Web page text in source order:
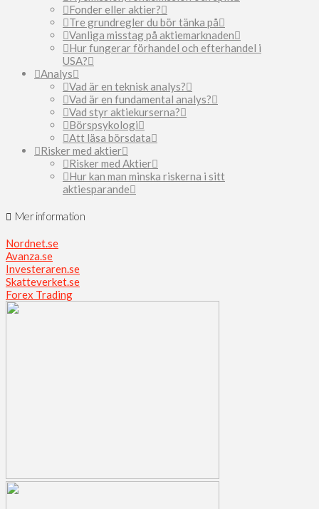
Fonder eller aktier?
Tre grundregler du bör tänka på
Vanliga misstag på aktiemarknaden
Hur fungerar förhandel och efterhandel i
USA?
Analys
Vad är en teknisk analys?
Vad är en fundamental analys?
Vad styr aktiekurserna?
Börspsykologi
Att läsa börsdata
Risker med aktier
Risker med Aktier
Hur kan man minska riskerna i sitt
aktiesparande
Mer information
Nordnet.se
Avanza.se
Investeraren.se
Skatteverket.se
Forex Trading